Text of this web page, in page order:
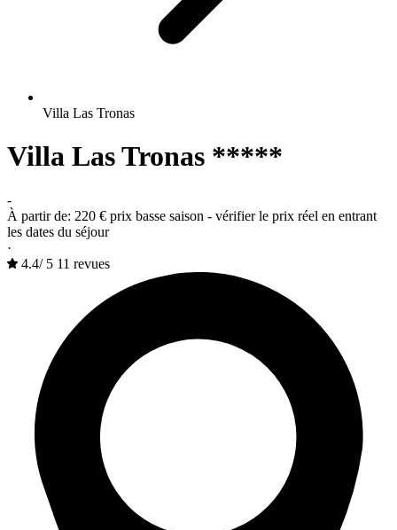
Villa Las Tronas
Villa Las Tronas *****
-
À partir de: 220 € prix basse saison - vérifier le prix réel en entrant
les dates du séjour
·
4.4/ 5 11 revues